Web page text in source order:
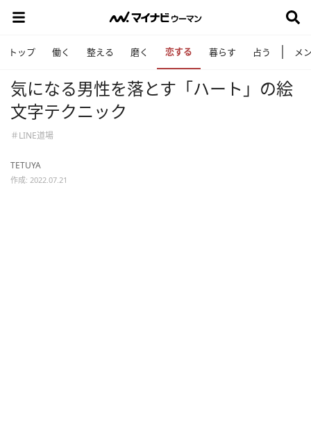
トップ 働く 整える 磨く 恋する 暮らす 占う メ
気になる男性を落とす「ハート」の絵
文字テクニック
＃LINE道場
TETUYA
作成: 2022.07.21